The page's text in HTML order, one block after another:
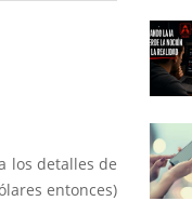
los detalles de
entonces)